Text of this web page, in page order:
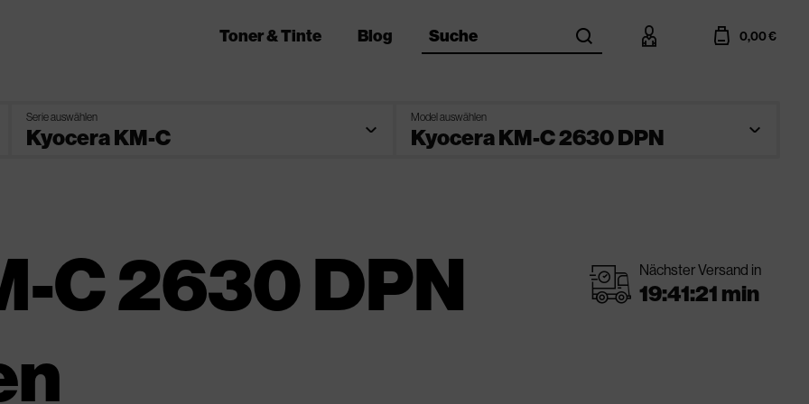
Toner & Tinte Blog Suche search account cart 0,00 €
Serie auswählen Model auswählen
C 2630 DPN
shipping Nächster Versand in